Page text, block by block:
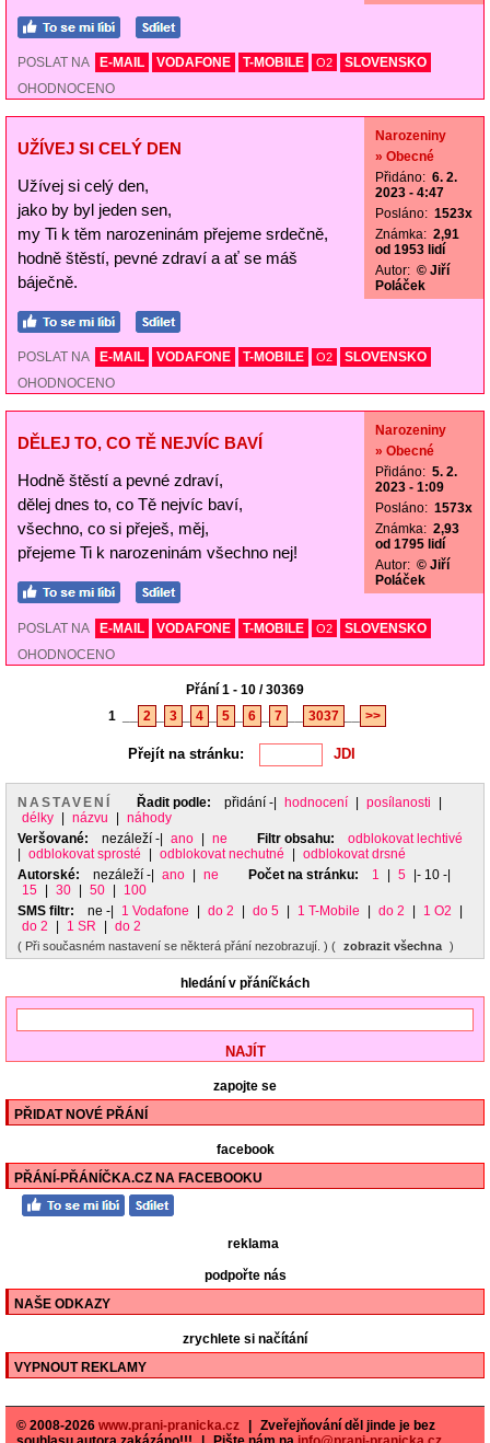
POSLAT NA E-MAIL VODAFONE T-MOBILE O2
SLOVENSKO
OHODNOCENO
UŽÍVEJ SI CELÝ DEN
Užívej si celý den,
jako by byl jeden sen,
my Ti k těm narozeninám přejeme srdečně,
hodně štěstí, pevné zdraví a ať se máš
báječně.
Narozeniny
» Obecné
Přidáno: 6. 2.
2023 - 4:47
Posláno: 1523x
Známka: 2,91
od 1953 lidí
Autor: © Jiří
Poláček
POSLAT NA E-MAIL VODAFONE T-MOBILE O2
SLOVENSKO
OHODNOCENO
DĚLEJ TO, CO TĚ NEJVÍC BAVÍ
Hodně štěstí a pevné zdraví,
dělej dnes to, co Tě nejvíc baví,
všechno, co si přeješ, měj,
přejeme Ti k narozeninám všechno nej!
Narozeniny
» Obecné
Přidáno: 5. 2.
2023 - 1:09
Posláno: 1573x
Známka: 2,93
od 1795 lidí
Autor: © Jiří
Poláček
POSLAT NA E-MAIL VODAFONE T-MOBILE O2
SLOVENSKO
OHODNOCENO
Přání 1 - 10 / 30369
1
2 3 4 5 6 7 3037 >>
Přejít na stránku:
NASTAVENÍ Řadit podle: přidání -| hodnocení posílanosti
délky
názvu
náhody
Veršované:
nezáleží -| ano ne Filtr obsahu:
odblokovat lechtivé
odblokovat sprosté odblokovat nechutné
odblokovat drsné
Autorské:
nezáleží -| ano ne Počet na stránku: 1 5
|- 10 -|
15
30 50
100
SMS filtr:
ne -| 1 Vodafone do 2 do 5 1 T-Mobile do 2 1 O2
do 2
1 SR do 2
( Při současném nastavení se některá přání nezobrazují. ) ( zobrazit všechna )
hledání v přáníčkách
zapojte se
PŘIDAT NOVÉ PŘÁNÍ
facebook
PŘÁNÍ-PŘÁNÍČKA.CZ NA FACEBOOKU
reklama
podpořte nás
NAŠE ODKAZY
zrychlete si načítání
VYPNOUT REKLAMY
© 2008-2026 www.prani-pranicka.cz
Zveřejňování děl jinde je bez